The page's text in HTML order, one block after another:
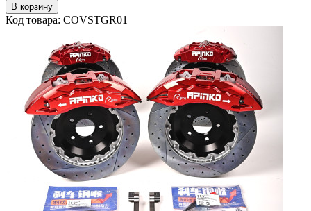
В корзину
Код товара: COVSTGR01